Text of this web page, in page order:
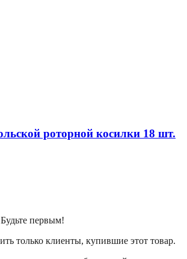
роторной косилки 18 шт.
первым!
только клиенты, купившие этот товар.